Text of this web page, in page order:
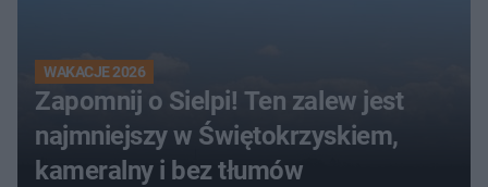
WAKACJE 2026
Zapomnij o Sielpi! Ten zalew jest
najmniejszy w Świętokrzyskiem,
kameralny i bez tłumów